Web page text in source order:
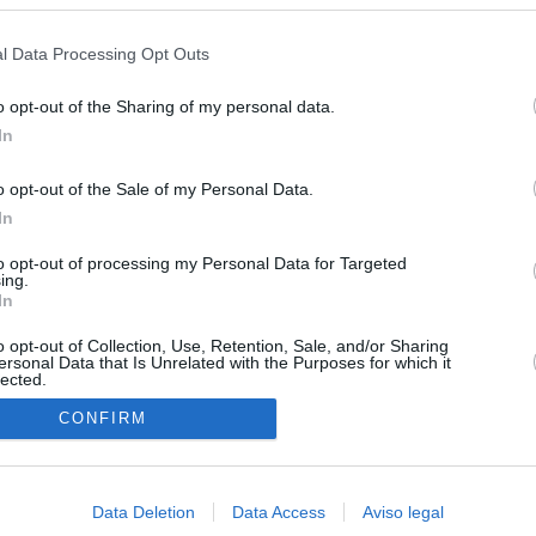
Data Processing Opt Outs
opt-out of the Sharing of my personal data.
opt-out of the Sale of my Personal Data.
opt-out of processing my Personal Data for Targeted
opt-out of Collection, Use, Retention, Sale, and/or Sharing
Data that Is Unrelated with the Purposes for which it
CONFIRM
Data Deletion Data Access Aviso legal
en una semana
de los honorarios de la inmobiliaria a la estimación de venta
del ático de lujo solo ha comprado dos inmuebles en los
Vox y qué no de las unidades de violencia de género que
migrantes siguen por las calles del Príncipe sin acogida: